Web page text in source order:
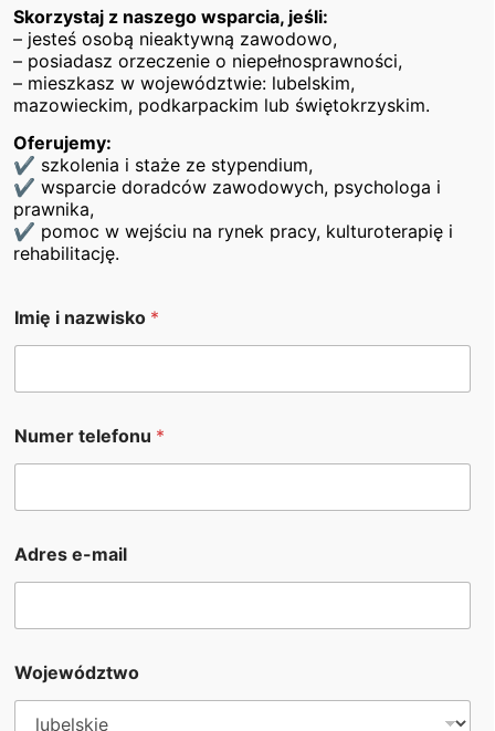
spotkania – to krok w stronę wspólnej integracji i
rozwoju zawodowego.
Jeśli masz pytania lub chcesz dowiedzieć się więcej,
jesteśmy do Twojej dyspozycji.
Skorzystaj z naszego wsparcia, jeśli:
– jesteś osobą nieaktywną zawodowo,
– posiadasz orzeczenie o niepełnosprawności,
– mieszkasz w województwie: lubelskim,
mazowieckim, podkarpackim lub świętokrzyskim.
Oferujemy:
✔ szkolenia i staże ze stypendium,
✔ wsparcie doradców zawodowych, psychologa i
prawnika,
✔ pomoc w wejściu na rynek pracy, kulturoterapię i
rehabilitację.
Imię i nazwisko *
Numer telefonu *
Adres e-mail
Województwo